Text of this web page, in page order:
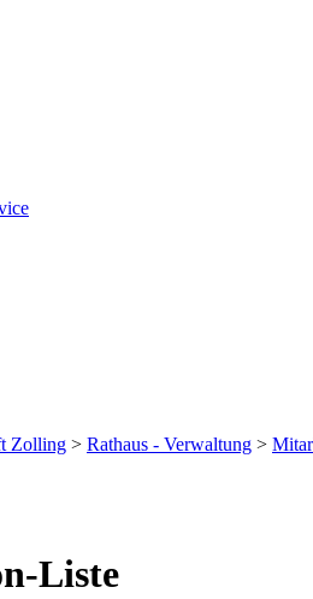
Zolling > Rathaus - Verwaltung >
Liste